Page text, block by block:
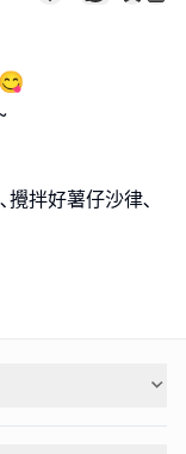
拌好薯仔沙律､